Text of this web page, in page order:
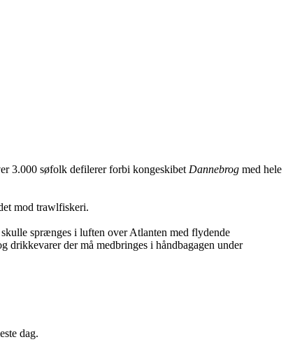
3.000 søfolk defilerer forbi kongeskibet Dannebrog med hele
mod trawlfiskeri.
sprænges i luften over Atlanten med flydende
drikkevarer der må medbringes i håndbagagen under
dag.